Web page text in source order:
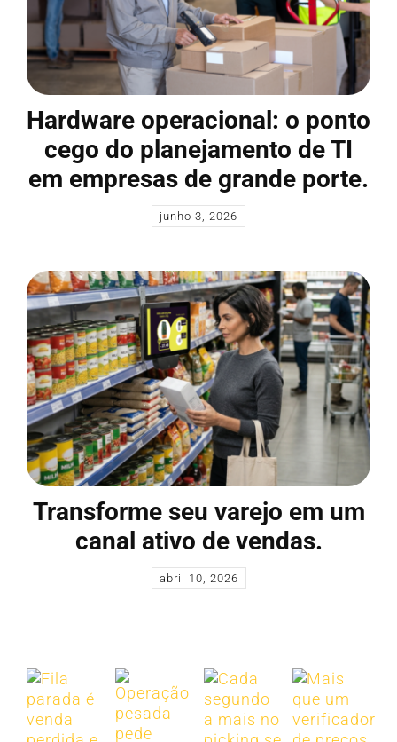
Hardware operacional: o ponto
cego do planejamento de TI
em empresas de grande porte.
junho 3, 2026
Transforme seu varejo em um
canal ativo de vendas.
abril 10, 2026